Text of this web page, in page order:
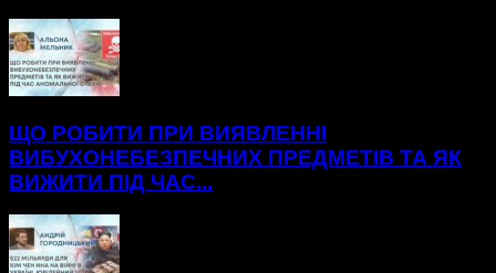
ЩО РОБИТИ ПРИ ВИЯВЛЕННІ
ВИБУХОНЕБЕЗПЕЧНИХ ПРЕДМЕТІВ ТА ЯК
ВИЖИТИ ПІД ЧАС...